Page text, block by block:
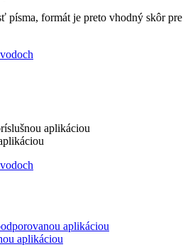
písma, formát je preto vhodný skôr pre
aplikáciou
aplikáciou
aplikáciou